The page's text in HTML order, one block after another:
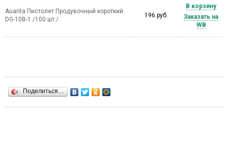
Auarita Пистолет Продувочный короткий
DG-10B-1 /100 шт./
196 руб.
В корзину
Заказать на
WB
Поделиться…